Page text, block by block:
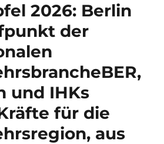
2026: Berlin
der
und IHKs
für die
aus